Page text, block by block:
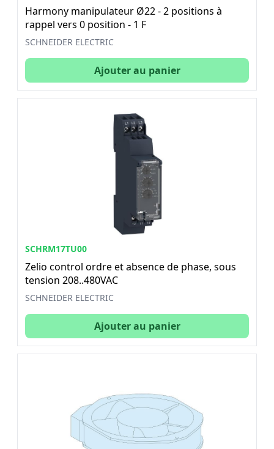
Harmony manipulateur Ø22 - 2 positions à
rappel vers 0 position - 1 F
SCHNEIDER ELECTRIC
Ajouter au panier
SCHRM17TU00
Zelio control ordre et absence de phase, sous
tension 208..480VAC
SCHNEIDER ELECTRIC
Ajouter au panier